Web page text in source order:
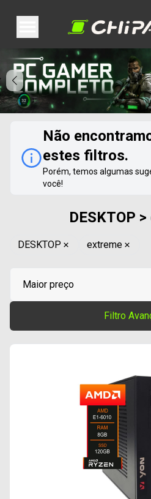
Não
estes filtros.
Porém, temos algumas
você!
DESKTOP
DESKTOP extreme
Filtro